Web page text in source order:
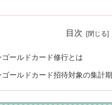
目次
ゴールドカード修行とは
ゴールドカード招待対象の集計